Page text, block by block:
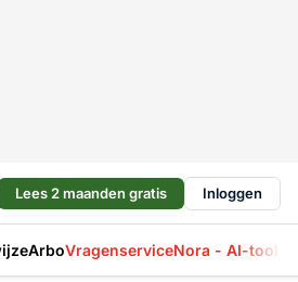
Lees 2 maanden gratis Inloggen
ArboVragenserviceNora - AI-tool